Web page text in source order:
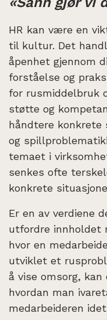
HR kan være en
til kultur. Det
åpenhet gjennom
forståelse og
for rusmiddelbruk
støtte og
håndtere
og
temaet i
senkes ofte
konkrete
Er en av verdiene
utfordre innholdet
hvor en
utviklet et
å vise omsorg,
hvordan man
medarbeideren